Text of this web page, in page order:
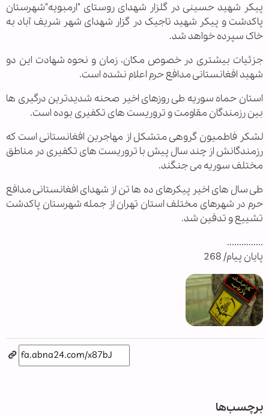
پیکر شهید حسینی در گلزار شهدای روستای "ارمبویه"شهرستان
پاکدشت و پیکر شهید تاجیک در گزار شهدای شهر شریف آباد به
خاک سپرده خواهد شد.
جزئیات بیشتری در خصوص مکان، زمان و نحوه شهادت این دو
شهید افغانستانی مدافع حرم اعلام نشده است.
استان حماه سوریه طی روزهای اخیر صحنه شدیدترین درگیری ها
بین رزمندگان مقاومت و تروریست های تکفیری بوده است.
لشکر فاطمیون گروهی متشکل از مهاجرین افغانستانی است که
رزمندگانش از چند سال پیش با تروریست های تکفیری در مناطق
مختلف سوریه می جنگند.
طی سال های اخیر پیکرهای ده ها تن از شهدای افغانستانی مدافع
حرم در شهرهای مختلف استان تهران از جمله شهرستان پاکدشت
تشییع و تدفین شد.
...............
پایان پیام/ 268
برچسب‌ها